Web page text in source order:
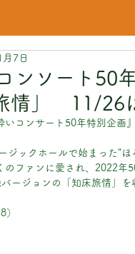
ンソート50
情」 11/26
7日
いコンサート50年特別企画
ジックホールで始まった"
のファンに愛され、2022年
ージョンの「知床旅情」